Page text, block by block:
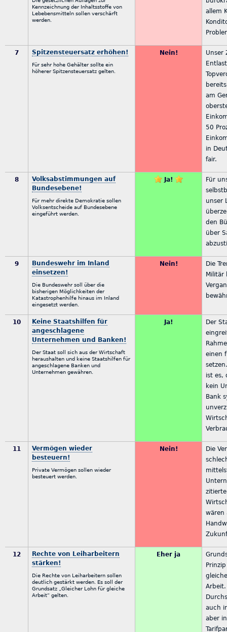
Kennzeichnung der Inhaltsstoffe von
Lebebensmitteln sollen verschärft
werden.
allem
7 Spitzensteuersatz erhöhen!
Für sehr hohe Gehälter sollte ein
höherer Spitzensteuersatz gelten.
Nein!
Unser
am
50
in
fair.
8
Volksabstimmungen auf
Bundesebene!
Für mehr direkte Demokratie sollen
Volksentscheide auf Bundesebene
eingeführt werden.
Ja!
Für
unser
den
über
9
Bundeswehr im Inland
einsetzen!
Die Bundeswehr soll über die
bisherigen Möglichkeiten der
Katastrophenhilfe hinaus im Inland
eingesetzt werden.
Nein!
Die
Militär
10
Keine Staatshilfen für
angeschlagene
Unternehmen und Banken!
Der Staat soll sich aus der Wirtschaft
heraushalten und keine Staatshilfen für
angeschlagene Banken und
Unternehmen gewähren.
Ja!
Der
einen
ist es,
kein
Bank
11
Vermögen wieder
besteuern!
Private Vermögen sollen wieder
besteuert werden.
Nein!
Die
wären
12
Rechte von Leiharbeitern
stärken!
Die Rechte von Leiharbeitern sollen
deutlich gestärkt werden. Es soll der
Grundsatz „Gleicher Lohn für gleiche
Arbeit“ gelten.
Eher ja
auch
aber